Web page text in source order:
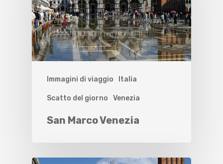
Immagini di viaggio Italia
Scatto del giorno Venezia
San Marco Venezia